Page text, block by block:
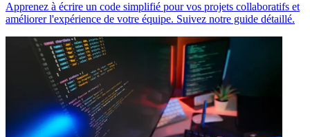
Apprenez à écrire un code simplifié pour vos projets collaboratifs et
améliorer l'expérience de votre équipe. Suivez notre guide détaillé.